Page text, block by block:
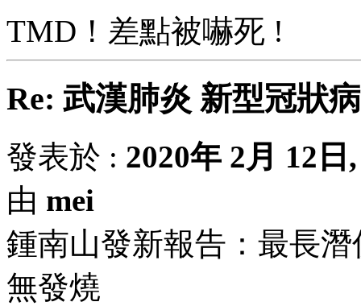
TMD！差點被嚇死 !
Re: 武漢肺炎 新型冠狀
發表於 : 2020年 2月 12日
由 mei
鍾南山發新報告：最長
無發燒